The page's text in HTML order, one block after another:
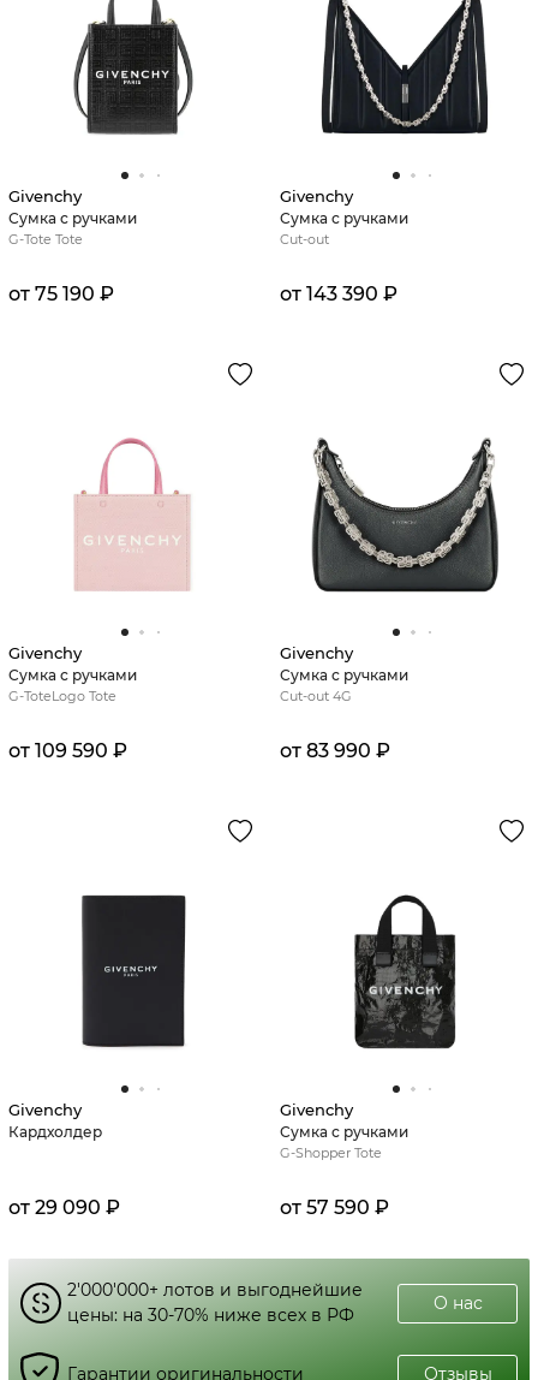
Givenchy
Сумка с ручками
G-Tote Tote
от 75 190 ₽
Givenchy
Сумка с ручками
Cut-out
от 143 390 ₽
Givenchy
Сумка с ручками
G-ToteLogo Tote
от 109 590 ₽
Givenchy
Сумка с ручками
Cut-out 4G
от 83 990 ₽
Givenchy
Кардхолдер
от 29 090 ₽
Givenchy
Сумка с ручками
G-Shopper Tote
от 57 590 ₽
2'000'000+ лотов и выгоднейшие
цены: на 30-70% ниже всех в РФ
О нас
Гарантии оригинальности Отзывы